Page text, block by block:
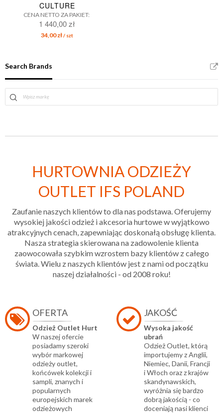
CULTURE
CENA NETTO ZA PAKIET:
1 440,00 zł
34,00 zł/ szt
Search Brands
HURTOWNIA ODZIEŻY
OUTLET IFS POLAND
Zaufanie naszych klientów to dla nas podstawa. Oferujemy
wysokiej jakości odzież i akcesoria hurtowe w wyjątkowo
atrakcyjnych cenach, zapewniając doskonałą obsługę klienta.
Nasza strategia skierowana na zadowolenie klienta
zaowocowała szybkim wzrostem bazy klientów z całego
świata. Wielu z naszych klientów jest z nami od początku
naszej działalności - od 2008 roku!
OFERTA
Odzież Outlet Hurt
W naszej ofercie
posiadamy szeroki
wybór markowej
odzieży outlet,
końcówek kolekcji i
sampli, znanych i
popularnych
europejskich marek
odzieżowych
JAKOŚĆ
Wysoka jakość
ubrań
Odzież Outlet, którą
importujemy z Anglii,
Niemiec, Danii, Francji
i Włoch oraz z krajów
skandynawskich,
wyróżnia się bardzo
dobrą jakością - co
doceniają nasi klienci